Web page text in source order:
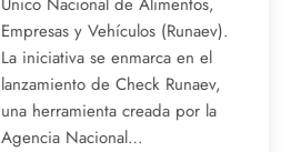
Empresas y Vehículos (Runaev).
La iniciativa se enmarca en el
lanzamiento de Check Runaev,
una herramienta creada por la
Agencia Nacional…